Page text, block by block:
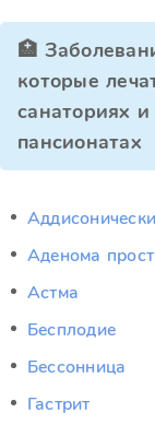
🏥
которые
санаториях и
пансионатах
Аденома
Астма
Бесплодие
Бессонница
Гастрит